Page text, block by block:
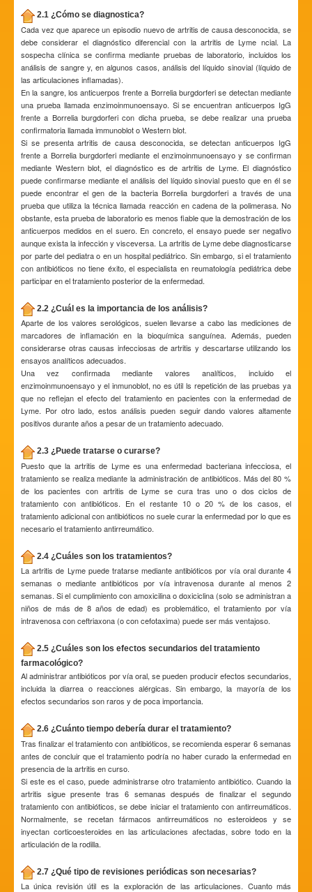
2.1 ¿Cómo se diagnostica?
Cada vez que aparece un episodio nuevo de artritis de causa desconocida, se
debe considerar el diagnóstico diferencial con la artritis de Lyme ncial. La
sospecha clínica se confirma mediante pruebas de laboratorio, incluidos los
análisis de sangre y, en algunos casos, análisis del líquido sinovial (líquido de
las articulaciones inflamadas).
En la sangre, los anticuerpos frente a Borrelia burgdorferi se detectan mediante
una prueba llamada enzimoinmunoensayo. Si se encuentran anticuerpos IgG
frente a Borrelia burgdorferi con dicha prueba, se debe realizar una prueba
confirmatoria llamada immunoblot o Western blot.
Si se presenta artritis de causa desconocida, se detectan anticuerpos IgG
frente a Borrelia burgdorferi mediante el enzimoinmunoensayo y se confirman
mediante Western blot, el diagnóstico es de artritis de Lyme. El diagnóstico
puede confirmarse mediante el análisis del líquido sinovial puesto que en él se
puede encontrar el gen de la bacteria Borrelia burgdorferi a través de una
prueba que utiliza la técnica llamada reacción en cadena de la polimerasa. No
obstante, esta prueba de laboratorio es menos fiable que la demostración de los
anticuerpos medidos en el suero. En concreto, el ensayo puede ser negativo
aunque exista la infección y visceversa. La artritis de Lyme debe diagnosticarse
por parte del pediatra o en un hospital pediátrico. Sin embargo, si el tratamiento
con antibióticos no tiene éxito, el especialista en reumatología pediátrica debe
participar en el tratamiento posterior de la enfermedad.
2.2 ¿Cuál es la importancia de los análisis?
Aparte de los valores serológicos, suelen llevarse a cabo las mediciones de
marcadores de inflamación en la bioquímica sanguínea. Además, pueden
considerarse otras causas infecciosas de artritis y descartarse utilizando los
ensayos analíticos adecuados.
Una vez confirmada mediante valores analíticos, incluido el
enzimoinmunoensayo y el inmunoblot, no es útil ls repetición de las pruebas ya
que no reflejan el efecto del tratamiento en pacientes con la enfermedad de
Lyme. Por otro lado, estos análisis pueden seguir dando valores altamente
positivos durante años a pesar de un tratamiento adecuado.
2.3 ¿Puede tratarse o curarse?
Puesto que la artritis de Lyme es una enfermedad bacteriana infecciosa, el
tratamiento se realiza mediante la administración de antibióticos. Más del 80 %
de los pacientes con artritis de Lyme se cura tras uno o dos ciclos de
tratamiento con antibióticos. En el restante 10 o 20 % de los casos, el
tratamiento adicional con antibióticos no suele curar la enfermedad por lo que es
necesario el tratamiento antirreumático.
2.4 ¿Cuáles son los tratamientos?
La artritis de Lyme puede tratarse mediante antibióticos por vía oral durante 4
semanas o mediante antibióticos por vía intravenosa durante al menos 2
semanas. Si el cumplimiento con amoxicilina o doxiciclina (solo se administran a
niños de más de 8 años de edad) es problemático, el tratamiento por vía
intravenosa con ceftriaxona (o con cefotaxima) puede ser más ventajoso.
2.5 ¿Cuáles son los efectos secundarios del tratamiento
farmacológico?
Al administrar antibióticos por vía oral, se pueden producir efectos secundarios,
incluida la diarrea o reacciones alérgicas. Sin embargo, la mayoría de los
efectos secundarios son raros y de poca importancia.
2.6 ¿Cuánto tiempo debería durar el tratamiento?
Tras finalizar el tratamiento con antibióticos, se recomienda esperar 6 semanas
antes de concluir que el tratamiento podría no haber curado la enfermedad en
presencia de la artritis en curso.
Si este es el caso, puede administrarse otro tratamiento antibiótico. Cuando la
artritis sigue presente tras 6 semanas después de finalizar el segundo
tratamiento con antibióticos, se debe iniciar el tratamiento con antirreumáticos.
Normalmente, se recetan fármacos antirreumáticos no esteroideos y se
inyectan corticoesteroides en las articulaciones afectadas, sobre todo en la
articulación de la rodilla.
2.7 ¿Qué tipo de revisiones periódicas son necesarias?
La única revisión útil es la exploración de las articulaciones. Cuanto más